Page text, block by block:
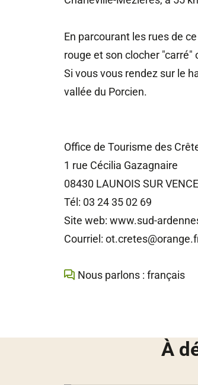
En parcourant les rues de
rouge et son clocher "carré"
Si vous vous rendez sur le
vallée du Porcien.
Office de Tourisme des
1 rue Cécilia Gazagnaire
08430 LAUNOIS SUR VENCE
Tél: 03 24 35 02 69
Site web: www.sud-
Courriel:
Nous parlons : français
À